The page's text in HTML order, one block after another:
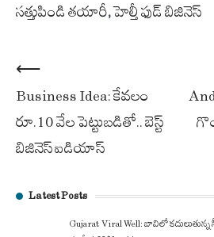
సత్తుపిండి తయారీ,హెల్తీ ఫుడ్ బిజినెస్
Post
navigation
⟵
Business Idea: కేవలం
రూ.10 వేల పెట్టుబడితో.. బెస్ట్
బిజినెస్ ఐడియాస్
Latest Posts
Gujarat Viral Well: బావిలో